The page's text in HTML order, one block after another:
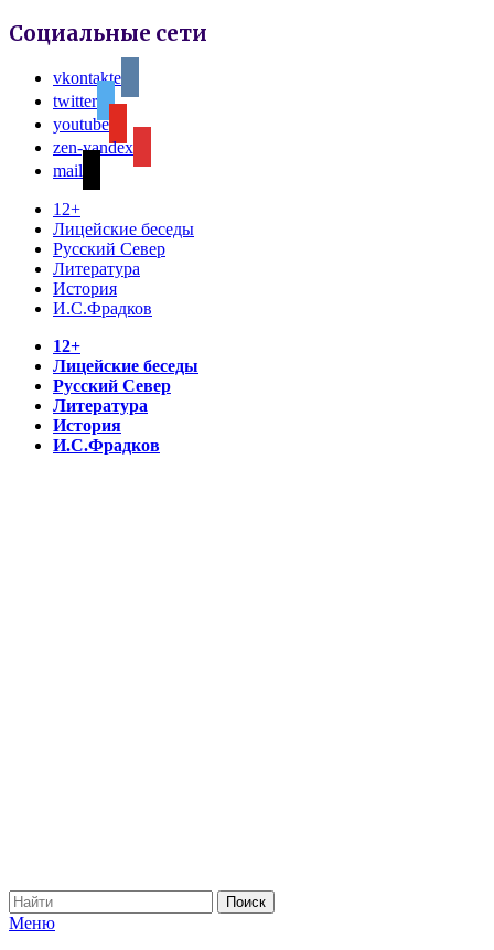
Социальные сети
vkontakte
twitter
youtube
zen-yandex
mail
12+
Лицейские беседы
Русский Север
Литература
История
И.С.Фрадков
12+
Лицейские беседы
Русский Север
Литература
История
И.С.Фрадков
Меню